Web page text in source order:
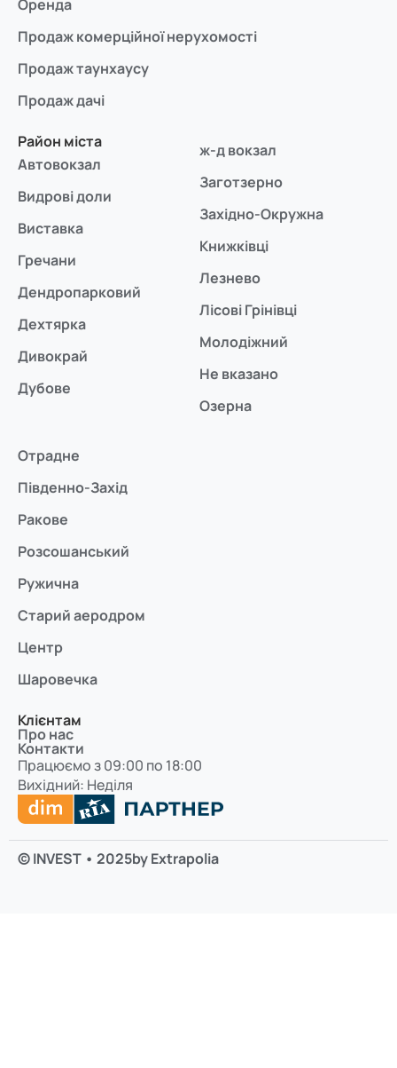
Оренда
Продаж комерційної нерухомості
Продаж таунхаусу
Продаж дачі
Район міста
Автовокзал
Видрові доли
Виставка
Гречани
Дендропарковий
Дехтярка
Дивокрай
Дубове
ж-д вокзал
Заготзерно
Західно-Окружна
Книжківці
Лезнево
Лісові Грінівці
Молодіжний
Не вказано
Озерна
Отрадне
Південно-Захід
Ракове
Розсошанський
Ружична
Старий аеродром
Центр
Шаровечка
Клієнтам
Про нас
Контакти
Працюємо з 09:00 по 18:00
Вихідний: Неділя
© INVEST • 2025by Extrapolia